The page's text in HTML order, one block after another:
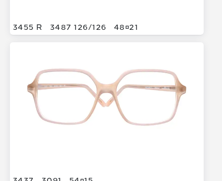
3455 R 3487 126/126 4821